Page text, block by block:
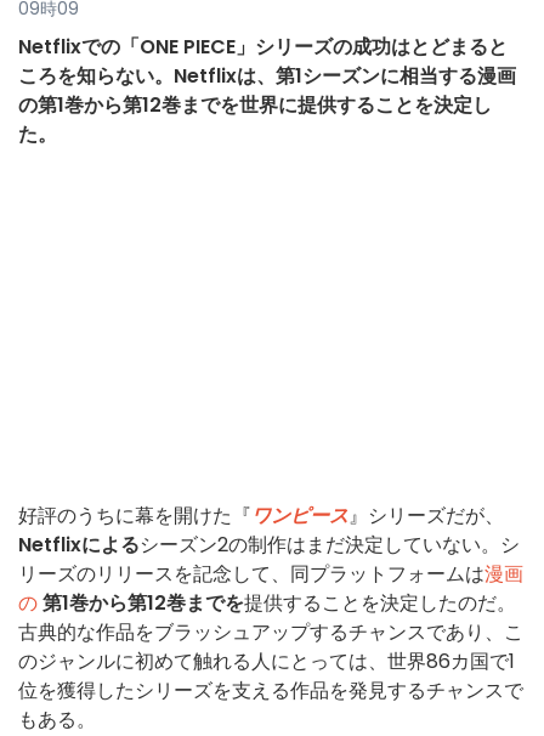
09時09
Netflixでの「ONE PIECE」シリーズの成功はとどまると
ころを知らない。Netflixは、第1シーズンに相当する漫画
の第1巻から第12巻までを世界に提供することを決定し
た。
好評のうちに幕を開けた『ワンピース』シリーズだが、
Netflixによるシーズン2の制作はまだ決定していない。シ
リーズのリリースを記念して、同プラットフォームは漫画
の第1巻から第12巻までを提供することを決定したのだ。
古典的な作品をブラッシュアップするチャンスであり、こ
のジャンルに初めて触れる人にとっては、世界86カ国で1
位を獲得したシリーズを支える作品を発見するチャンスで
もある。